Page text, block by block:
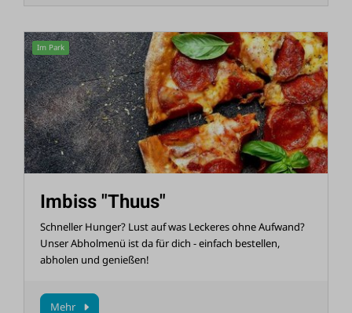
Im Park
Imbiss "Thuus"
Schneller Hunger? Lust auf was Leckeres ohne Aufwand?
Unser Abholmenü ist da für dich - einfach bestellen,
abholen und genießen!
Mehr